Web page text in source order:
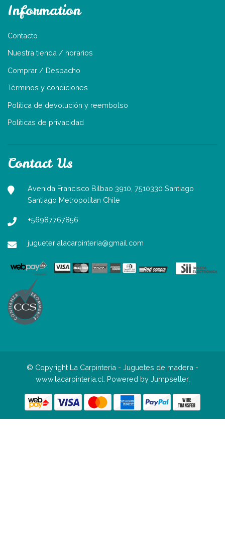
Information
Contacto
Nuestra tienda / horarios
Comprar / Despacho
Términos y condiciones
Política de devolución y reembolso
Politicas de privacidad
Contact Us
Avenida Francisco Bilbao 3910, 7510330 Santiago
Santiago Metropolitan Chile
+56987767856
jugueterialacarpinteria@gmail.com
© Copyright La Carpintería - Juguetes de madera -
www.lacarpinteria.cl. Powered by Jumpseller.